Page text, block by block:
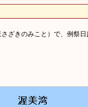
ざきのみこと）で、例祭